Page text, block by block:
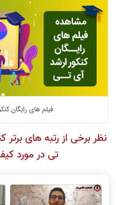
فیلم های رایگان
نظر برخی از رتبه های برتر
تی در مورد